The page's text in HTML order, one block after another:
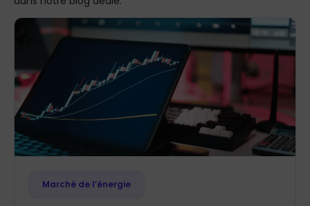
Marché de l’énergie